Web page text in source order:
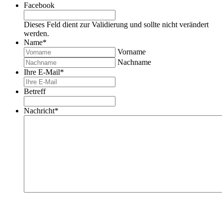
Facebook
Dieses Feld dient zur Validierung und sollte nicht verändert
werden.
Name*
Vorname
Nachname
Ihre E-Mail*
Betreff
Nachricht*